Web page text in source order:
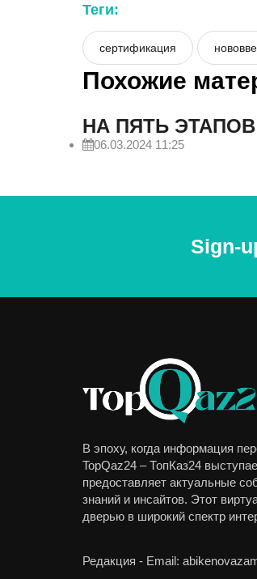
Теги:
сертификация
Похожие
НА ПЯТЬ
06.03.2024 11:25
Sign-
В эпоху, когда информация
TopQaz24 – ТопКаз24
предоставляет актуальные
знаний и инсайтов. Этот
дверью в широкий спектр
Редакция - Email: